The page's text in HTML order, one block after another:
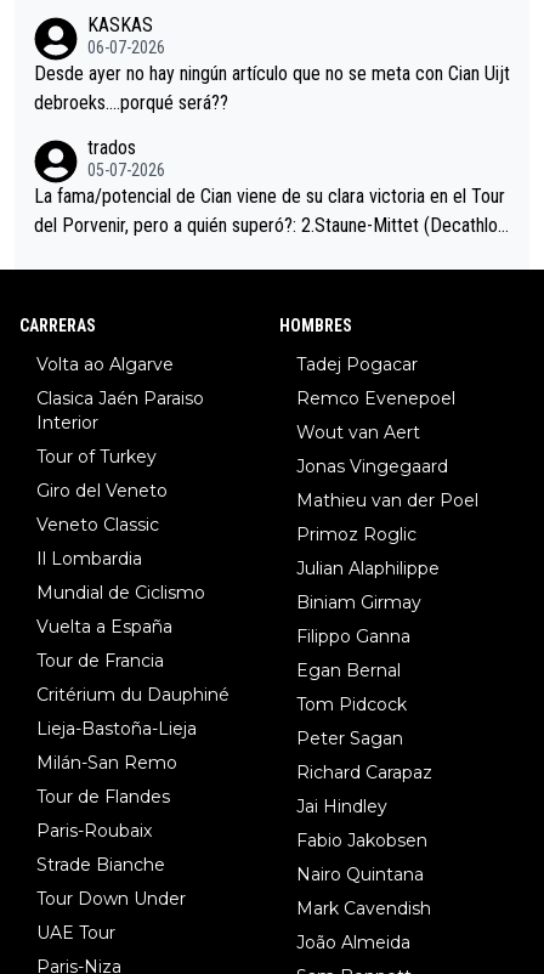
eta, a ver si por querer poner a Del Toro con calzador en posi
ción de podio UAE y Pojacar se van complicar el tour.
KASKAS
06-07-2026
Desde ayer no hay ningún artículo que no se meta con Cian Uijt
debroeks….porqué será??
trados
05-07-2026
La fama/potencial de Cian viene de su clara victoria en el Tour
del Porvenir, pero a quién superó?: 2.Staune-Mittet (Decathlon,
8.Lenny Martinez (Bahrein), 9. Van Belle (Visma), 10. Vacek (Li
CARRERAS
Volta ao Algarve
Clasica Jaén Paraiso
Interior
Tour of Turkey
Giro del Veneto
Veneto Classic
Il Lombardia
Mundial de Ciclismo
Vuelta a España
Tour de Francia
Critérium du Dauphiné
Lieja-Bastoña-Lieja
Milán-San Remo
Tour de Flandes
Paris-Roubaix
Strade Bianche
Tour Down Under
UAE Tour
Paris-Niza
HOMBRES
Tadej Pogacar
Remco Evenepoel
Wout van Aert
Jonas Vingegaard
Mathieu van der Poel
Primoz Roglic
Julian Alaphilippe
Biniam Girmay
Filippo Ganna
Egan Bernal
Tom Pidcock
Peter Sagan
Richard Carapaz
Jai Hindley
Fabio Jakobsen
Nairo Quintana
Mark Cavendish
João Almeida